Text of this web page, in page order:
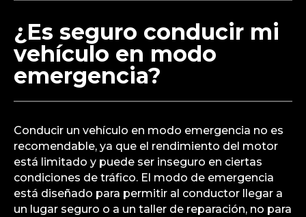
¿Es seguro conducir mi
vehículo en modo
emergencia?
Conducir un vehículo en modo emergencia no es
recomendable, ya que el rendimiento del motor
está limitado y puede ser inseguro en ciertas
condiciones de tráfico. El modo de emergencia
está diseñado para permitir al conductor llegar a
un lugar seguro o a un taller de reparación, no para